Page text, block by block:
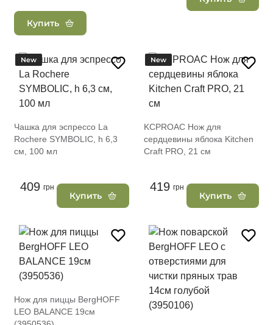
Купить
New
Чашка для эспрессо La
Rochere SYMBOLIC, h 6,3
см, 100 мл
409 грн
Купить
New
KCPROAC Нож для
сердцевины яблока Kitchen
Craft PRO, 21 см
419 грн
Купить
Нож для пиццы BergHOFF
LEO BALANCE 19см